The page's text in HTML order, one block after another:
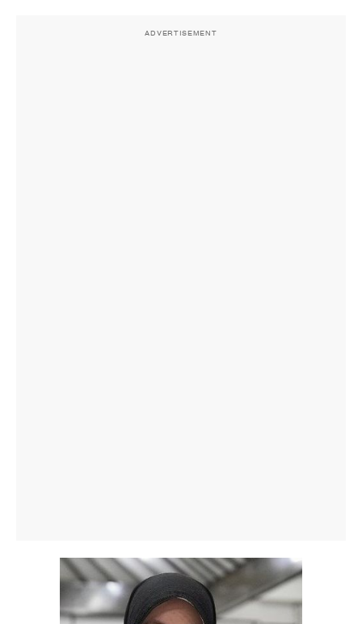
ADVERTISEMENT